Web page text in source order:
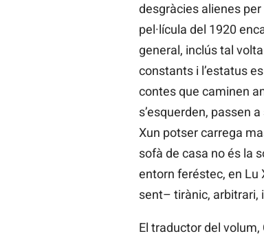
desgràcies alienes
pel·lícula del 1920
general, inclús tal
constants i l’estatus
contes que caminen
s’esquerden, passen
Xun potser carrega
sofà de casa no és la
entorn feréstec, en Lu
sent– tirànic, arbitrari,
El traductor del